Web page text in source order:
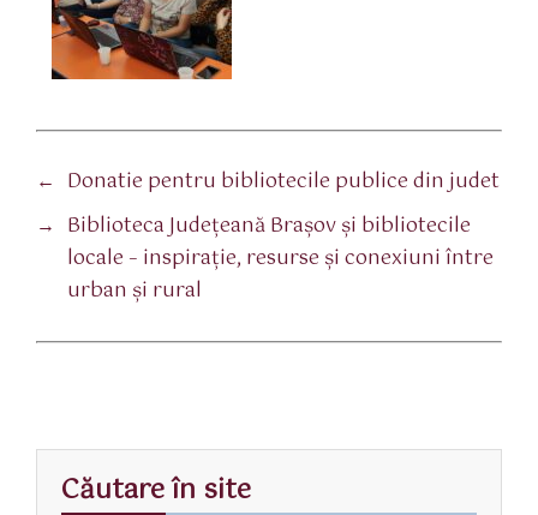
← Donatie pentru bibliotecile publice din judet
→ Biblioteca Judeţeană Braşov şi bibliotecile
locale – inspiraţie, resurse şi conexiuni între
urban şi rural
Căutare în site